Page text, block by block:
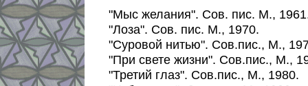
"Мыс желания". Сов. пис. М.,
"Лоза". Сов. пис. М., 1970.
"Суровой нитью". Сов.пис., М.,
"При свете жизни". Сов.пис., М.,
"Третий глаз". Сов.пис., М., 1980.